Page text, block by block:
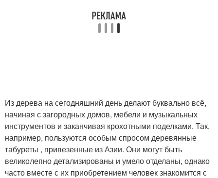
Из дерева на сегодняшний день делают буквально всё,
начиная с загородных домов, мебели и музыкальных
инструментов и заканчивая крохотными поделками. Так,
например, пользуются особым спросом деревянные
табуреты , привезенные из Азии. Они могут быть
великолепно детализированы и умело отделаны, однако
часто вместе с их приобретением человек знакомится с